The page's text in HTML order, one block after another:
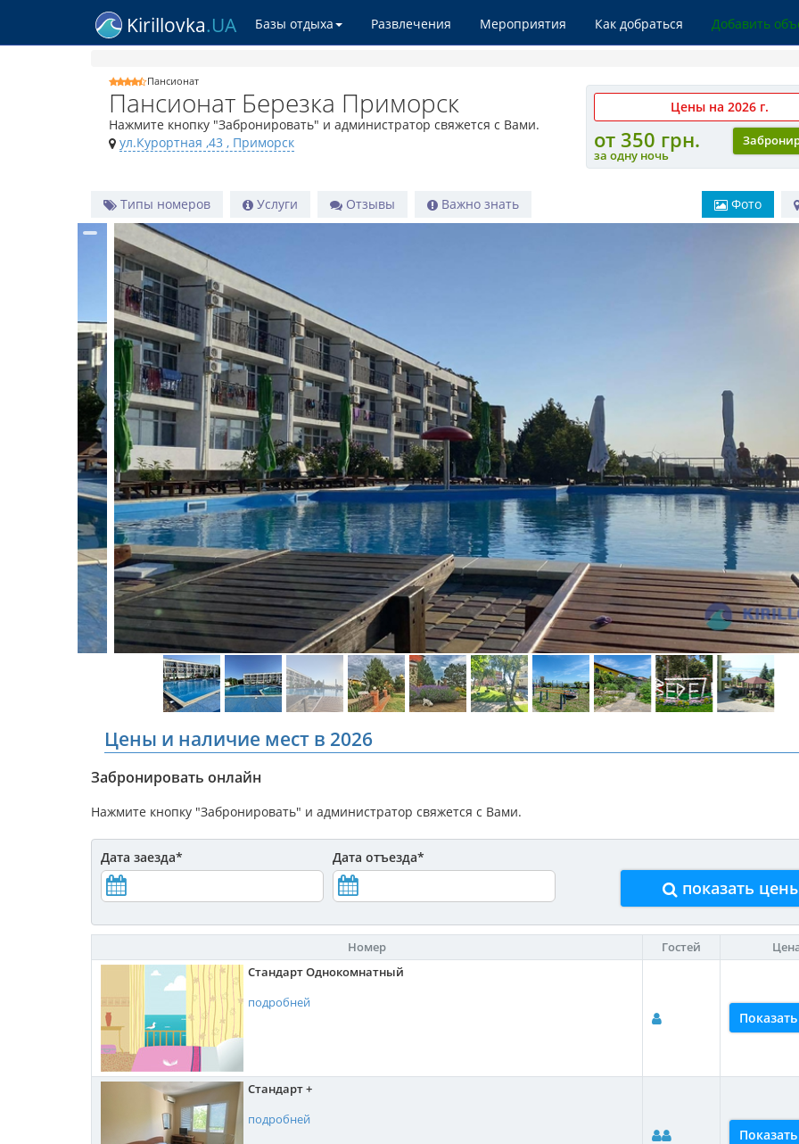
Kirillovka.UA Базы отдыха Развлечения Мероприятия Как добраться Добавить
Пансионат
Пансионат Березка Приморск
Нажмите кнопку "Забронировать" и администратор свяжется с Вами.
ул.Курортная ,43 , Приморск
Цены на 2026 г.
от 350 грн.
за одну ночь
Типы номеров Услуги Отзывы Важно знать Фото
Цены и наличие мест в 2026
Забронировать онлайн
Нажмите кнопку "Забронировать" и администратор свяжется с Вами.
Дата заезда* Дата отъезда*
показать
Номер Гостей
Стандарт Однокомнатный
подробней
Стандарт +
подробней